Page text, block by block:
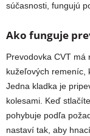
súčasnosti, fungujú
Ako funguje
Prevodovka CVT má
kužeľových remeníc,
Jedna kladka je
kolesami. Keď
pohybuje podľa
nastaví tak, aby